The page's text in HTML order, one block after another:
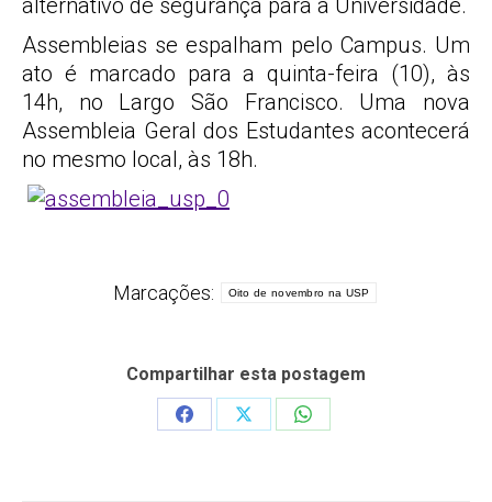
alternativo de segurança para a Universidade.
Assembleias se espalham pelo Campus. Um
ato é marcado para a quinta-feira (10), às
14h, no Largo São Francisco. Uma nova
Assembleia Geral dos Estudantes acontecerá
no mesmo local, às 18h.
Marcações: Oito de novembro na USP
Compartilhar esta postagem
Share
Share
Share